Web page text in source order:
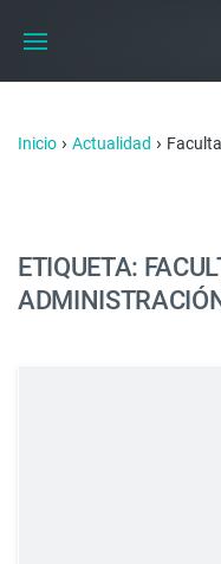
Inicio › Actualidad ›
ETIQUETA: